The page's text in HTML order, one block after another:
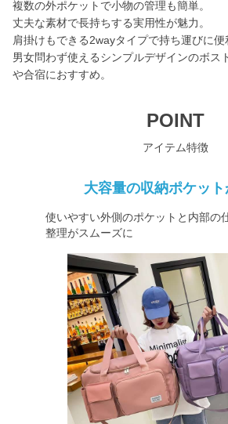
複数の外ポケットで小物の管理も簡単。
丈夫な素材で長持ちする実用性が魅力。
肩掛けもできる2wayタイプで持ち運びに便
男女問わず使えるシンプルデザインのボス
や合宿におすすめ。
POINT
アイテム特徴
大容量の収納ポケッ
使いやすい外側のポケットと内部の
整理がスムーズに